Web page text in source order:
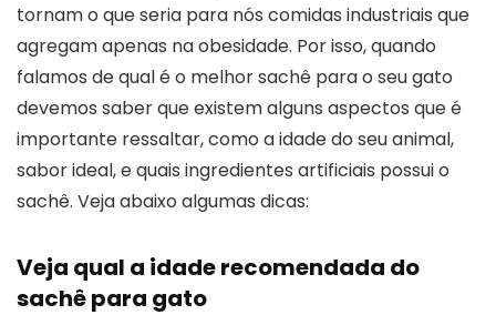
tornam o que seria para nós comidas industriais que
agregam apenas na obesidade. Por isso, quando
falamos de qual é o melhor sachê para o seu gato
devemos saber que existem alguns aspectos que é
importante ressaltar, como a idade do seu animal,
sabor ideal, e quais ingredientes artificiais possui o
sachê. Veja abaixo algumas dicas:
Veja qual a idade recomendada do
sachê para gato